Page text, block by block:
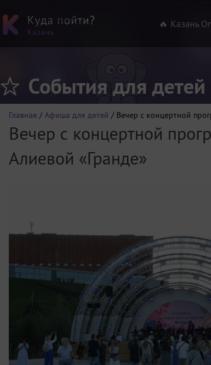
🔥 Казань
События для детей
Главная / Афиша для детей / Вечер с концертной
Вечер с концертной
Алиевой «Гранде»